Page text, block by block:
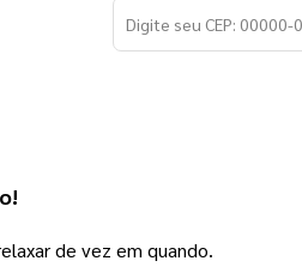
de vez em quando.